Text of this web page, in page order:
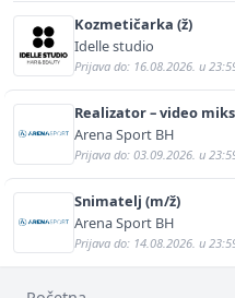
Kozmetičarka (ž)
Idelle studio
Prijava do: 16.08.2026. u
Realizator – video
Arena Sport BH
Prijava do: 03.09.2026. u
Snimatelj (m/ž)
Arena Sport BH
Prijava do: 14.08.2026. u